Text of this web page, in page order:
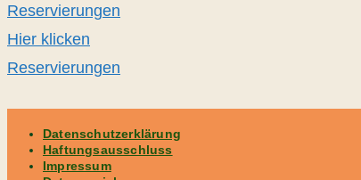
Reservierungen
Hier klicken
Reservierungen
Datenschutzerklärung
Haftungsausschluss
Impressum